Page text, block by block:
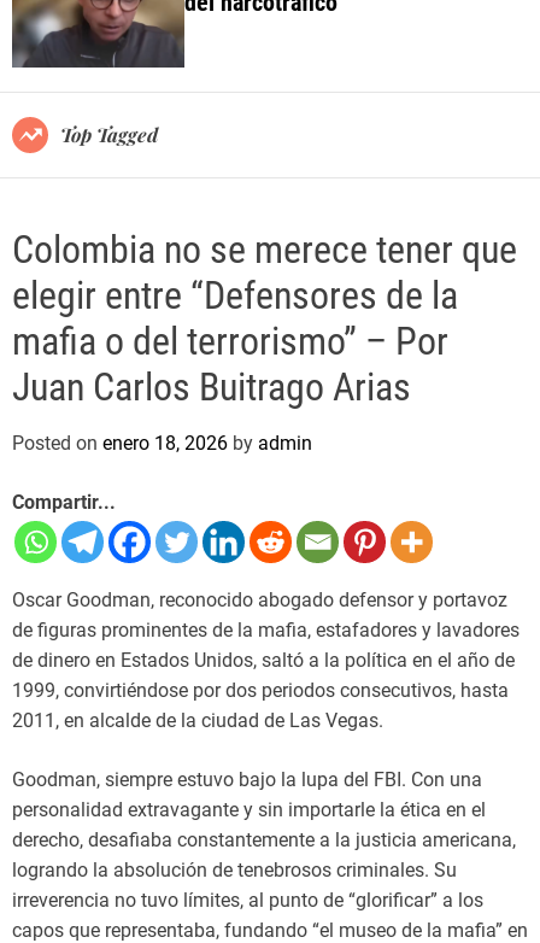
o
e
Top Tagged
Colombia no se merece tener que
elegir entre “Defensores de la
mafia o del terrorismo” – Por
Juan Carlos Buitrago Arias
Posted on enero 18, 2026 by admin
Compartir...
Oscar Goodman, reconocido abogado defensor y portavoz
de figuras prominentes de la mafia, estafadores y lavadores
de dinero en Estados Unidos, saltó a la política en el año de
1999, convirtiéndose por dos periodos consecutivos, hasta
2011, en alcalde de la ciudad de Las Vegas.
Goodman, siempre estuvo bajo la lupa del FBI. Con una
personalidad extravagante y sin importarle la ética en el
derecho, desafiaba constantemente a la justicia americana,
logrando la absolución de tenebrosos criminales. Su
irreverencia no tuvo límites, al punto de “glorificar” a los
capos que representaba, fundando “el museo de la mafia” en